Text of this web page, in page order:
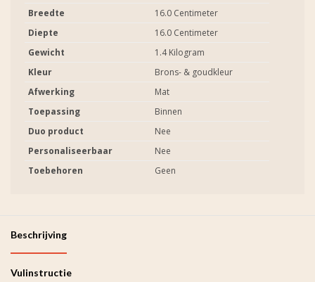
Breedte
16.0 Centimeter
Diepte
16.0 Centimeter
Gewicht
1.4 Kilogram
Kleur
Brons- & goudkleur
Afwerking
Mat
Toepassing
Binnen
Duo product
Nee
Personaliseerbaar
Nee
Toebehoren
Geen
Beschrijving
Vulinstructie